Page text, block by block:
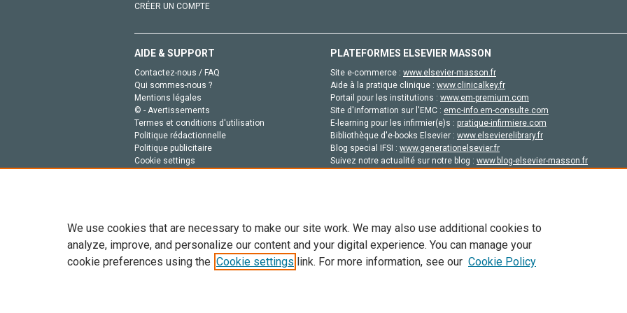
CRÉER UN COMPTE
AIDE & SUPPORT
Contactez-nous / FAQ
Qui sommes-nous ?
Mentions légales
© - Avertissements
Termes et conditions d'utilisation
Politique rédactionnelle
Politique publicitaire
Cookie settings
PLATEFORMES ELSEVIER MASSON
Site e-commerce : www.elsevier-masson.fr
Aide à la pratique clinique : www.clinicalkey.fr
Portail pour les institutions : www.em-premium.com
Site d'information sur l'EMC : emc-info.em-consulte.com
E-learning pour les infirmier(e)s : pratique-infirmiere.com
Bibliothèque d'e-books Elsevier : www.elsevierelibrary.fr
Blog special IFSI : www.generationelsevier.fr
Suivez notre actualité sur notre blog : www.blog-elsevier-masson.fr
Tout le contenu de ce site: Copyright © 2026 Elsevier, ses concédants de licence et ses contributeurs. Tout les droits sont réservés,
de données, a la formation en IA et aux technologies similaires. Pour tout contenu en libre accès, les conditions de licence
We use cookies that are necessary to make our site work. We may also use additional cookies to
analyze, improve, and personalize our content and your digital experience. You can manage your
cookie preferences using the Cookie settings link. For more information, see our Cookie Policy